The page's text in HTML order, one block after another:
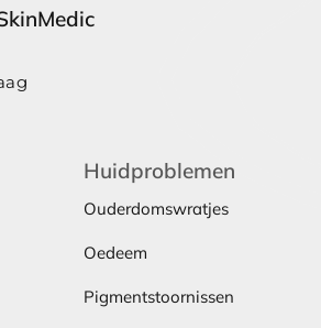
Huidproblemen
Ouderdomswratjes
Oedeem
Pigmentstoornissen